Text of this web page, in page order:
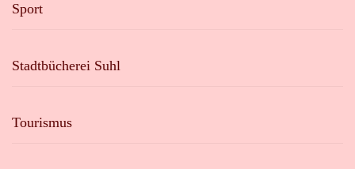
Sport
Stadtbücherei Suhl
Tourismus